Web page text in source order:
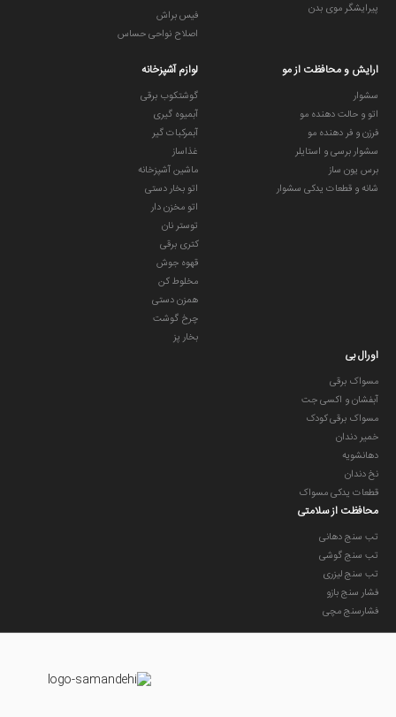
پیرایشگر موی بدن
فیس براش
اصلاح نواحی حساس
ارایش و محافظت از مو
سشوار
اتو و حالت دهنده مو
فرزن و فر دهنده مو
سشوار برسی و استایلر
برس یون ساز
شانه و قطعات یدکی سشوار
لوازم آشپزخانه
گوشتکوب برقی
آبمیوه گیری
آبمرکبات گیر
غذاساز
ماشین آشپزخانه
اتو بخار دستی
اتو مخزن دار
توستر نان
کتری برقی
قهوه جوش
مخلوط کن
همزن دستی
چرخ گوشت
بخار پز
اورال بی
مسواک برقی
آبفشان و اکسی جت
مسواک برقی کودک
خمیر دندان
دهانشویه
نخ دندان
قطعات یدکی مسواک
محافظت از سلامتی
تب سنج دهانی
تب سنج گوشی
تب سنج لیزری
فشار سنج بازو
فشارسنج مچی